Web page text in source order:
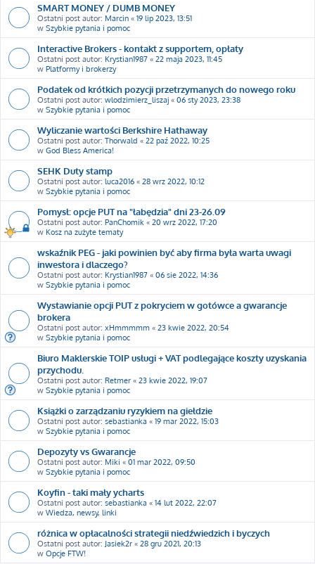
SMART MONEY / DUMB MONEY
Ostatni post autor: Marcin « 19 lip 2023, 13:51
w Szybkie pytania i pomoc
Interactive Brokers - kontakt z supportem, opłaty
Ostatni post autor: Krystian1987 « 22 maja 2023, 11:45
w Platformy i brokerzy
Podatek od krótkich pozycji przetrzymanych do nowego roku
Ostatni post autor: wlodzimierz_liszaj « 06 sty 2023, 23:38
w Szybkie pytania i pomoc
Wyliczanie wartości Berkshire Hathaway
Ostatni post autor: Thorwald « 22 paź 2022, 10:25
w God Bless America!
SEHK Duty stamp
Ostatni post autor: luca2016 « 28 wrz 2022, 10:12
w Szybkie pytania i pomoc
Pomysł: opcje PUT na "łabędzia" dni 23-26.09
Ostatni post autor: PanChomik « 20 wrz 2022, 17:20
w Kosz na zużyte tematy
wskaźnik PEG - jaki powinien być aby firma była warta uwagi
inwestora i dlaczego?
Ostatni post autor: Krystian1987 « 06 sie 2022, 14:36
w Szybkie pytania i pomoc
Wystawianie opcji PUT z pokryciem w gotówce a gwarancje
brokera
Ostatni post autor: xHmmmmm « 23 kwie 2022, 20:54
w Szybkie pytania i pomoc
Biuro Maklerskie TOIP usługi + VAT podlegające koszty uzyskania
przychodu.
Ostatni post autor: Retmer « 23 kwie 2022, 19:07
w Szybkie pytania i pomoc
Książki o zarządzaniu ryzykiem na giełdzie
Ostatni post autor: sebastianka « 19 mar 2022, 15:03
w Szybkie pytania i pomoc
Depozyty vs Gwarancje
Ostatni post autor: Miki « 01 mar 2022, 09:50
w Szybkie pytania i pomoc
Koyfin - taki mały ycharts
Ostatni post autor: sebastianka « 14 lut 2022, 22:07
w Wiedza, newsy, linki
różnica w opłacalności strategii niedźwiedzich i byczych
Ostatni post autor: Jasiek2r « 28 gru 2021, 20:13
w Opcje FTW!